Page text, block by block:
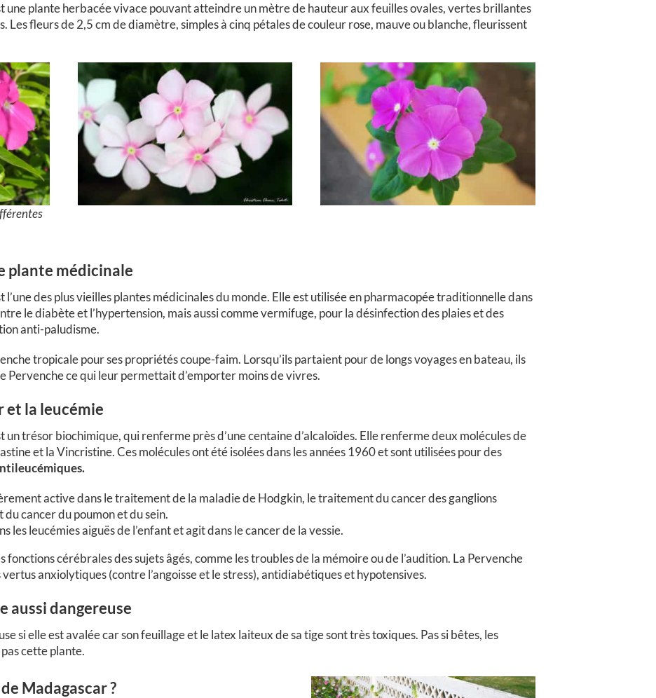
une plante herbacée vivace pouvant atteindre un mètre de hauteur aux feuilles ovales, vertes brillantes
Les fleurs de 2,5 cm de diamètre, simples à cinq pétales de couleur rose, mauve ou blanche, fleurissent
plante médicinale
des plus vieilles plantes médicinales du monde. Elle est utilisée en pharmacopée traditionnelle dans
le diabète et l’hypertension, mais aussi comme vermifuge, pour la désinfection des plaies et des
anti-paludisme.
tropicale pour ses propriétés coupe-faim. Lorsqu’ils partaient pour de longs voyages en bateau, ils
Pervenche ce qui leur permettait d’emporter moins de vivres.
et la leucémie
un trésor biochimique, qui renferme près d’une centaine d’alcaloïdes. Elle renferme deux molécules de
et la Vincristine. Ces molécules ont été isolées dans les années 1960 et sont utilisées pour des
active dans le traitement de la maladie de Hodgkin, le traitement du cancer des ganglions
cancer du poumon et du sein.
les leucémies aiguës de l’enfant et agit dans le cancer de la vessie.
fonctions cérébrales des sujets âgés, comme les troubles de la mémoire ou de l’audition. La Pervenche
anxiolytiques (contre l’angoisse et le stress), antidiabétiques et hypotensives.
aussi dangereuse
si elle est avalée car son feuillage et le latex laiteux de sa tige sont très toxiques. Pas si bêtes, les
cette plante.
Madagascar ?